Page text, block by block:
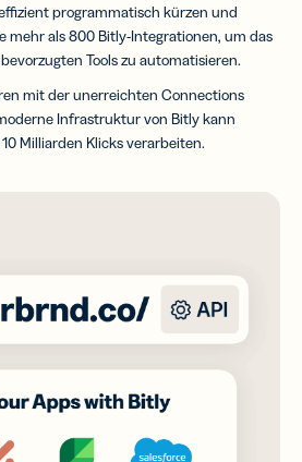
programmatisch kürzen und
mehr als 800 Bitly-Integrationen, um das
Tools zu automatisieren.
mit der unerreichten Connections
Infrastruktur von Bitly kann
Milliarden Klicks verarbeiten.